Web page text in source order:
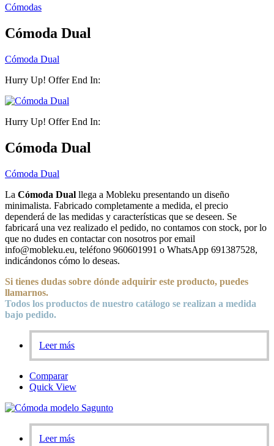
Cómodas
Cómoda Dual
Cómoda Dual
Hurry Up! Offer End In:
Hurry Up! Offer End In:
Cómoda Dual
Cómoda Dual
La Cómoda Dual llega a Mobleku presentando un diseño
minimalista. Fabricado completamente a medida, el precio
dependerá de las medidas y características que se deseen. Se
fabricará una vez realizado el pedido, no contamos con stock, por lo
que no dudes en contactar con nosotros por email
info@mobleku.eu, teléfono 960601991 o WhatsApp 691387528,
indicándonos cómo lo deseas.
Si tienes dudas sobre dónde adquirir este producto, puedes
llamarnos.
Todos los productos de nuestro catálogo se realizan a medida
bajo pedido.
Leer más
Comparar
Quick View
Leer más